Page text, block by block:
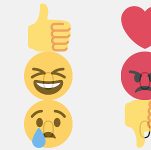
Палец
вверх!
0
Лайк!
Дикий
смех!
0
Грусть :(
Палец
вниз!